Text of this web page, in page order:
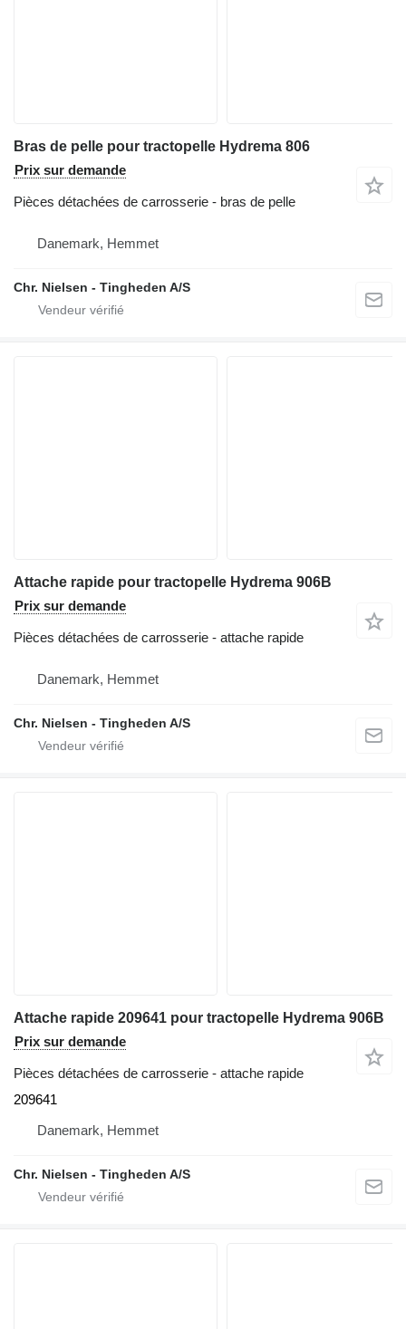
Bras de pelle pour tractopelle Hydrema 806
Prix sur demande
Pièces détachées de carrosserie - bras de pelle
Danemark, Hemmet
Chr. Nielsen - Tingheden A/S
Attache rapide pour tractopelle Hydrema 906B
Prix sur demande
Pièces détachées de carrosserie - attache rapide
Danemark, Hemmet
Chr. Nielsen - Tingheden A/S
Attache rapide 209641 pour tractopelle Hydrema 906B
Prix sur demande
Pièces détachées de carrosserie - attache rapide
209641
Danemark, Hemmet
Chr. Nielsen - Tingheden A/S